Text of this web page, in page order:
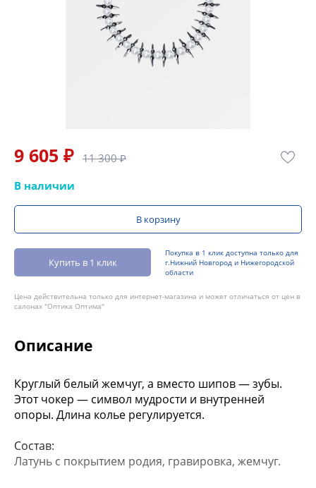
9 605 ₽ 11 300 ₽
В наличии
В корзину
Купить в 1 клик
Покупка в 1 клик доступна только для
г.Нижний Новгород и Нижегородской
области
Цена действительна только для интернет-магазина и может отличаться от цен в
салонах "Оптика Оптима"
Описание
Круглый белый жемчуг, а вместо шипов — зубы.
Этот чокер — символ мудрости и внутренней
опоры. Длина колье регулируется.
Состав:
Латунь с покрытием родия, гравировка, жемчуг.